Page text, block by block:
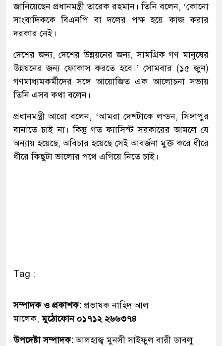
জানিয়েছেন প্রধানমন্ত্রী তারেক রহমান। তিনি বলেন, ‘কোনো
সাংবাদিককে বিএনপি বা দলের পক্ষ হয়ে কাজ করার
দরকার নেই।
দেশের জন্য, দেশের উন্নয়নের জন্য, সামগ্রিক গণ মানুষের
উন্নয়নের জন্য ফোকাস করতে হবে।’ সোমবার (১৫ জুন)
গণমাধ্যমকর্মীদের সঙ্গে আয়োজিত এক আলোচনা সভায়
তিনি এসব কথা বলেন।
প্রধানমন্ত্রী আরো বলেন, ‘আমরা দেশটাকে লন্ডন, সিঙ্গাপুর
বানাতে চাই না। কিন্তু গত ফ্যাসিস্ট সরকারের আমলে যে
অন্যায় হয়েছে, অবিচার হয়েছে সেই আবর্জনা মুক্ত করে ধীরে
ধীরে কিছুটা ভালোর পথে এগিয়ে নিতে চাই।
Tag :
সম্পাদক ও প্রকাশক: প্রভাষক নাহিদ আল
মালেক,মুঠোফোন ০১৭১২ ২৬৬৩৭৪
উপদেষ্টা সম্পাদক:আলহাজ্ব মুনসী সাইফুল বারী ডাবলু